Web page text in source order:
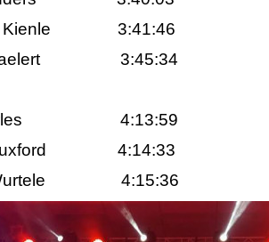
Kienle 3:41:46
Raelert 3:45:34
4:13:59
Luxford 4:14:33
Wurtele 4:15:36